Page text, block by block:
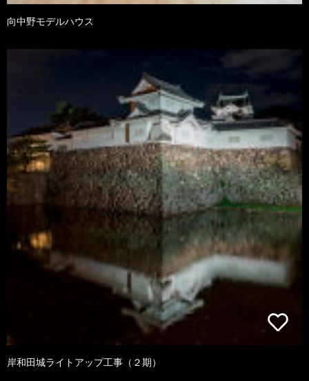
向中野モデルハウス
岸和田城ライトアップ工事（２期）